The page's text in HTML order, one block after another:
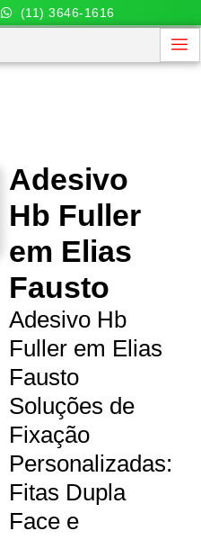
(11) 3646-1616
Adesivo
Hb Fuller
em Elias
Fausto
Adesivo Hb
Fuller em Elias
Fausto
Soluções de
Fixação
Personalizadas:
Fitas Dupla
Face e